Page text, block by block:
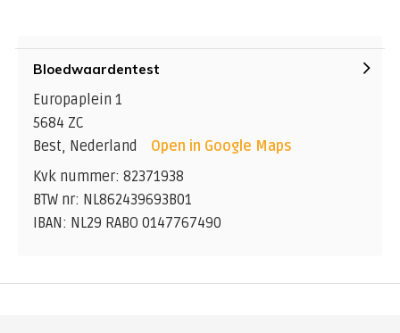
Bloedwaardentest
Europaplein 1
5684 ZC
Best, Nederland
Open in Google Maps
Kvk nummer: 82371938
BTW nr: NL862439693B01
IBAN: NL29 RABO 0147767490